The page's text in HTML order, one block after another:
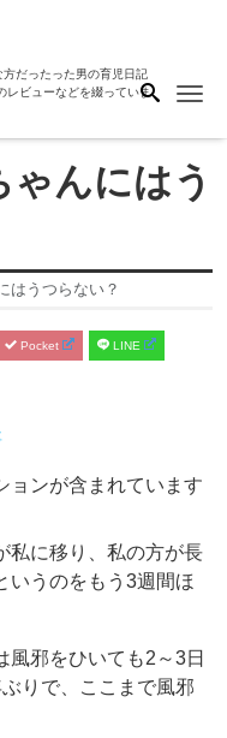
だったった男の育児日記
レビューなどを綴っていま
んにはう
はうつらない？
Pocket LINE
ンが含まれています
私に移り、私の方が長
いうのをもう3週間ほ
風邪をひいても2～3日
りで、ここまで風邪